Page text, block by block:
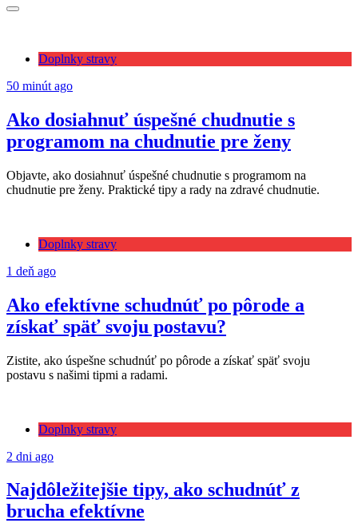
Doplnky stravy
50 minút ago
Ako dosiahnuť úspešné chudnutie s
programom na chudnutie pre ženy
Objavte, ako dosiahnuť úspešné chudnutie s programom na
chudnutie pre ženy. Praktické tipy a rady na zdravé chudnutie.
Doplnky stravy
1 deň ago
Ako efektívne schudnúť po pôrode a
získať späť svoju postavu?
Zistite, ako úspešne schudnúť po pôrode a získať späť svoju
postavu s našimi tipmi a radami.
Doplnky stravy
2 dni ago
Najdôležitejšie tipy, ako schudnúť z
brucha efektívne